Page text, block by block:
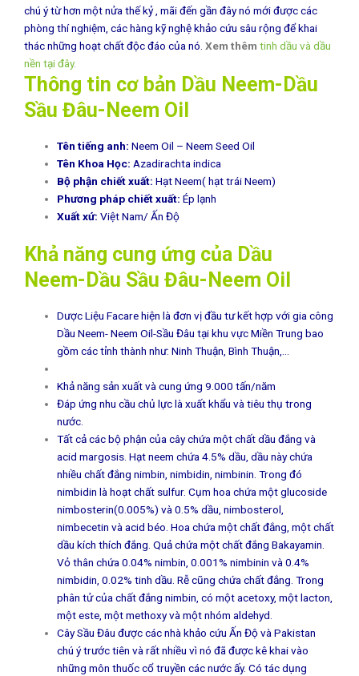
chú ý từ hơn một nửa thế kỷ , mãi đến gần đây nó mới được các
phòng thí nghiệm, các hàng kỹ nghệ khảo cứu sâu rộng để khai
thác những hoạt chất độc đáo của nó. Xem thêm tinh dầu và dầu
nền tại đây.
Thông tin cơ bản Dầu Neem-Dầu
Sầu Đâu-Neem Oil
Tên tiếng anh: Neem Oil – Neem Seed Oil
Tên Khoa Học: Azadirachta indica
Bộ phận chiết xuất: Hạt Neem( hạt trái Neem)
Phương pháp chiết xuất: Ép lạnh
Xuất xứ:Việt Nam/ Ấn Độ
Khả năng cung ứng của Dầu
Neem-Dầu Sầu Đâu-Neem Oil
Dược Liệu Facare hiện là đơn vị đầu tư kết hợp với gia công
Dầu Neem- Neem Oil-Sầu Đâu tại khu vực Miền Trung bao
gồm các tỉnh thành như: Ninh Thuận, Bình Thuận,…
Khả năng sản xuất và cung ứng 9.000 tấn/năm
Đáp ứng nhu cầu chủ lực là xuất khẩu và tiêu thụ trong
nước.
Tất cả các bộ phận của cây chứa một chất dầu đắng và
acid margosis. Hạt neem chứa 4.5% dầu, dầu này chứa
nhiều chất đắng nimbin, nimbidin, nimbinin. Trong đó
nimbidin là hoạt chất sulfur. Cụm hoa chứa một glucoside
nimbosterin(0.005%) và 0.5% dầu, nimbosterol,
nimbecetin và acid béo. Hoa chứa một chất đắng, một chất
dầu kích thích đắng. Quả chứa một chất đắng Bakayamin.
Vỏ thân chứa 0.04% nimbin, 0.001% nimbinin và 0.4%
nimbidin, 0.02% tinh dầu. Rễ cũng chứa chất đắng. Trong
phân tử của chất đắng nimbin, có một acetoxy, một lacton,
một este, một methoxy và một nhóm aldehyd.
Cây Sầu Đâu được các nhà khảo cứu Ấn Độ và Pakistan
chú ý trước tiên và rất nhiều vì nó đã được kê khai vào
những môn thuốc cổ truyền các nước ấy. Có tác dụng